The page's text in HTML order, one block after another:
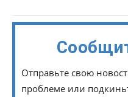
Отправьте свою
проблеме или